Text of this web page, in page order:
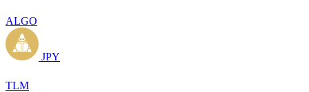
ALGO
JPY
TLM